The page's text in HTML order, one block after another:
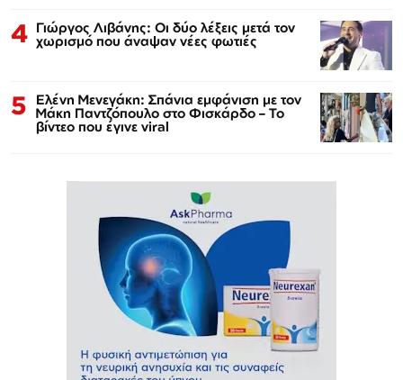
4 Γιώργος Λιβάνης: Οι δύο λέξεις μετά τον
χωρισμό που άναψαν νέες φωτιές
5 Ελένη Μενεγάκη: Σπάνια εμφάνιση με τον
Μάκη Παντζόπουλο στο Φισκάρδο – Το
βίντεο που έγινε viral